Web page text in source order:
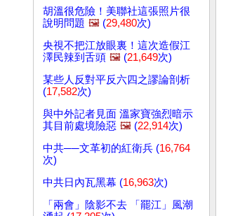
胡溫很危險！美聯社這張照片很
說明問題 🖼️ (29,480次)
央視不把江放眼裏！這次造假江
澤民辣到舌頭 🖼️ (21,649次)
某些人反對平反六四之謬論剖析
(17,582次)
與中外記者見面 溫家寶強烈暗示
其目前處境險惡 🖼️ (22,914次)
中共──文革初的紅衛兵 (16,764
次)
中共日內瓦黑幕 (16,963次)
「兩會」陰影不去 「罷江」風潮